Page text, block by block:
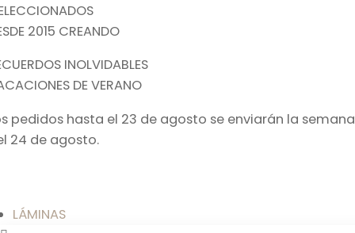
2015 CREANDO
INOLVIDABLES
DE VERANO
pedidos hasta el 23 de agosto se enviarán la semana
24 de agosto.
LÁMINAS